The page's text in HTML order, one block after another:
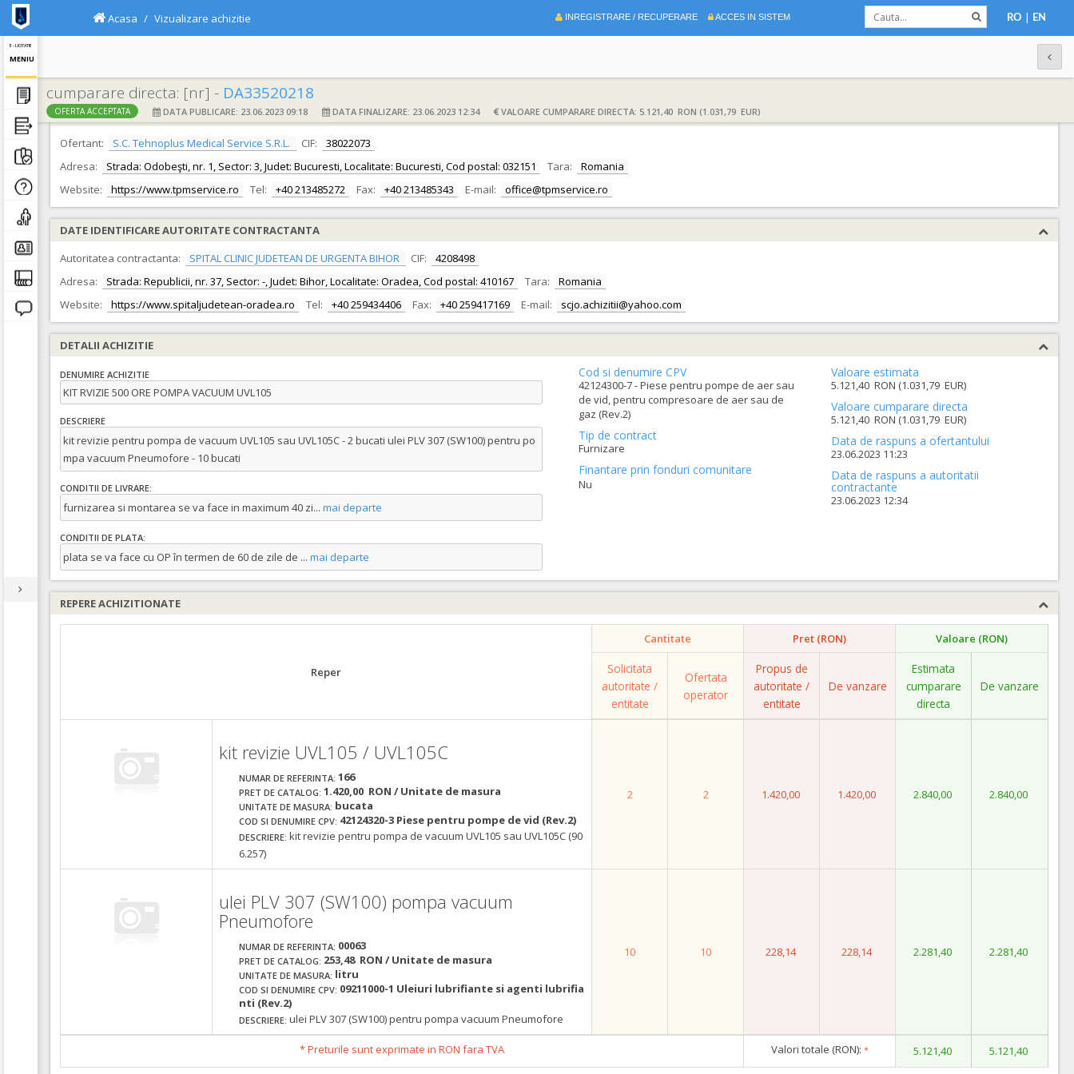
E - LICITATIE
MENIU
INREGISTRARE / RECUPERARE ACCES IN SISTEM RO | EN
Acasa Vizualizare achizitie
cumparare directa: [nr] - DA33520218
OFERTA ACCEPTATA DATA PUBLICARE: 23.06.2023 09:18 DATA FINALIZARE: 23.06.2023 12:34 VALOARE CUMPARARE DIRECTA: 5.121,40 RON (1.031,79 EUR)
DATE IDENTIFICARE OFERTANT
Ofertant:
S.C. Tehnoplus Medical Service S.R.L. CIF:
38022073
Adresa:
Strada: Odobeşti, nr. 1, Sector: 3, Judet: Bucuresti, Localitate: Bucuresti, Cod postal: 032151 Tara:
Romania
Website:
https://www.tpmservice.ro Tel: +40 213485272 Fax: +40 213485343 E-mail: office@tpmservice.ro
DATE IDENTIFICARE AUTORITATE CONTRACTANTA
Autoritatea contractanta:
SPITAL CLINIC JUDETEAN DE URGENTA BIHOR CIF:
4208498
Adresa:
Strada: Republicii, nr. 37, Sector: -, Judet: Bihor, Localitate: Oradea, Cod postal: 410167 Tara:
Romania
Website:
https://www.spitaljudetean-oradea.ro Tel: +40 259434406 Fax: +40 259417169 E-mail: scjo.achizitii@yahoo.com
DETALII ACHIZITIE
DENUMIRE ACHIZITIE
KIT RVIZIE 500 ORE POMPA VACUUM UVL105
DESCRIERE
kit revizie pentru pompa de vacuum UVL105 sau UVL105C - 2 bucati ulei PLV 307 (SW100) pentru po
mpa vacuum Pneumofore - 10 bucati
CONDITII DE LIVRARE:
furnizarea si montarea se va face in maximum 40 zi... mai departe
CONDITII DE PLATA:
plata se va face cu OP în termen de 60 de zile de ... mai departe
Cod si denumire CPV
42124300-7 - Piese pentru pompe de aer sau
de vid, pentru compresoare de aer sau de
gaz (Rev.2)
Tip de contract
Furnizare
Finantare prin fonduri comunitare
Nu
Valoare estimata
5.121,40 RON (1.031,79 EUR)
Valoare cumparare directa
5.121,40 RON (1.031,79 EUR)
Data de raspuns a ofertantului
23.06.2023 11:23
Data de raspuns a autoritatii
contractante
23.06.2023 12:34
REPERE ACHIZITIONATE
Reper
Cantitate Pret (RON) Valoare (RON)
Solicitata
autoritate /
entitate
Ofertata
operator
Propus de
autoritate /
entitate
De vanzare
Estimata
cumparare
directa
De vanzare
kit revizie UVL105 / UVL105C
NUMAR DE REFERINTA: 166
PRET DE CATALOG: 1.420,00 RON / Unitate de masura
UNITATE DE MASURA: bucata
COD SI DENUMIRE CPV: 42124320-3 Piese pentru pompe de vid (Rev.2)
DESCRIERE: kit revizie pentru pompa de vacuum UVL105 sau UVL105C (90
6.257)
2 2 1.420,00 1.420,00 2.840,00 2.840,00
ulei PLV 307 (SW100) pompa vacuum
Pneumofore
NUMAR DE REFERINTA: 00063
PRET DE CATALOG: 253,48 RON / Unitate de masura
UNITATE DE MASURA: litru
COD SI DENUMIRE CPV: 09211000-1 Uleiuri lubrifiante si agenti lubrifia
nti (Rev.2)
DESCRIERE: ulei PLV 307 (SW100) pentru pompa vacuum Pneumofore
10 10 228,14 228,14 2.281,40 2.281,40
* Preturile sunt exprimate in RON fara TVA Valori totale (RON): * 5.121,40 5.121,40